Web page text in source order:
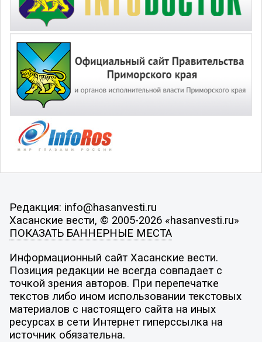
Редакция: info@hasanvesti.ru
Хасанские вести, © 2005-2026 «hasanvesti.ru»
ПОКАЗАТЬ БАННЕРНЫЕ МЕСТА
Информационный сайт Хасанские вести.
Позиция редакции не всегда совпадает с
точкой зрения авторов. При перепечатке
текстов либо ином использовании текстовых
материалов с настоящего сайта на иных
ресурсах в сети Интернет гиперссылка на
источник обязательна.